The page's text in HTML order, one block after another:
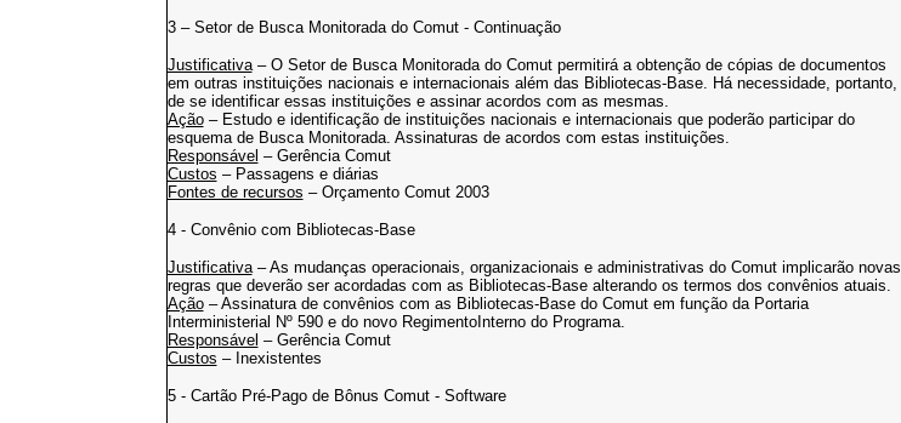
3 – Setor de Busca Monitorada do Comut - Continuação
Justificativa– O Setor de Busca Monitorada do Comut permitirá a obtenção de cópias de documentos
em outras instituições nacionais e internacionais além das Bibliotecas-Base. Há necessidade, portanto,
de se identificar essas instituições e assinar acordos com as mesmas.
Ação– Estudo e identificação de instituições nacionais e internacionais que poderão participar do
esquema de Busca Monitorada. Assinaturas de acordos com estas instituições.
Responsável – Gerência Comut
Custos – Passagens e diárias
Fontes de recursos – Orçamento Comut 2003
4 - Convênio com Bibliotecas-Base
Justificativa– As mudanças operacionais, organizacionais e administrativas do Comut implicarão novas
regras que deverão ser acordadas com as Bibliotecas-Base alterando os termos dos convênios atuais.
Ação– Assinatura de convênios com as Bibliotecas-Base do Comut em função da Portaria
Interministerial Nº 590 e do novo RegimentoInterno do Programa.
Responsável – Gerência Comut
Custos – Inexistentes
5 - Cartão Pré-Pago de Bônus Comut - Software